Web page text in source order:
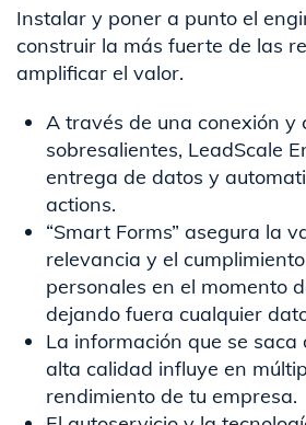
Instalar y poner a punto el
construir la más fuerte de las
amplificar el valor.
A través de una conexión y
sobresalientes, LeadScale
entrega de datos y
actions.
“Smart Forms” asegura la
relevancia y el
personales en el momento
dejando fuera cualquier
La información que se saca
alta calidad influye en
rendimiento de tu empresa.​